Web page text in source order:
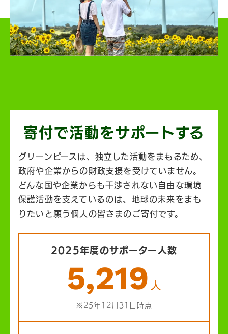
寄付で活動をサポートする
グリーンピースは、独立した活動をまもるため、
政府や企業からの財政支援を受けていません。
どんな国や企業からも干渉されない自由な環境
保護活動を支えているのは、地球の未来をまも
りたいと願う個人の皆さまのご寄付です。
2025年度のサポーター人数
5,219 人
※25年12月31日時点